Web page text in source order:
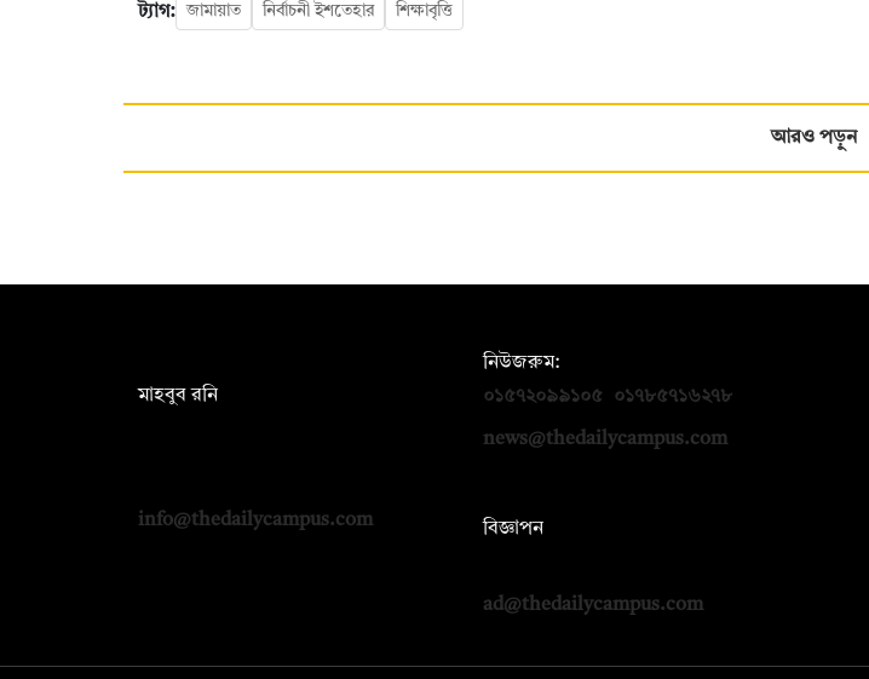
ট্যাগ: জামায়াত নির্বাচনী ইশতেহার শিক্ষাবৃত্তি
আরও পড়ুন
মাহবুব রনি
info@thedailycampus.com
নিউজরুম:
০১৫৭২০৯৯১০৫
০১৭৮৫৭১৬২৭৮
news@thedailycampus.com
বিজ্ঞাপন
ad@thedailycampus.com